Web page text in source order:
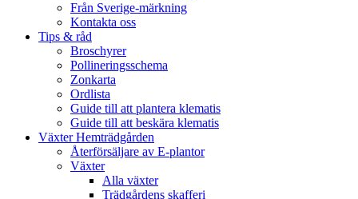
Från Sverige-märkning
Kontakta oss
Tips & råd
Broschyrer
Pollineringsschema
Zonkarta
Ordlista
Guide till att plantera klematis
Guide till att beskära klematis
Växter Hemträdgården
Återförsäljare av E-plantor
Växter
Alla växter
Trädgårdens skafferi